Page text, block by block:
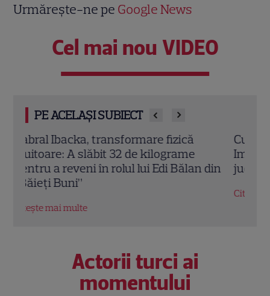
Urmărește-ne pe Google News
Cel mai nou VIDEO
PE ACELAȘI SUBIECT
Cum arăta Dragoș Bucur acum 20 de ani.
Imaginea de colecție din perioada în care
juca în „Băieți buni”
Citește mai multe
Actorii turci ai
momentului